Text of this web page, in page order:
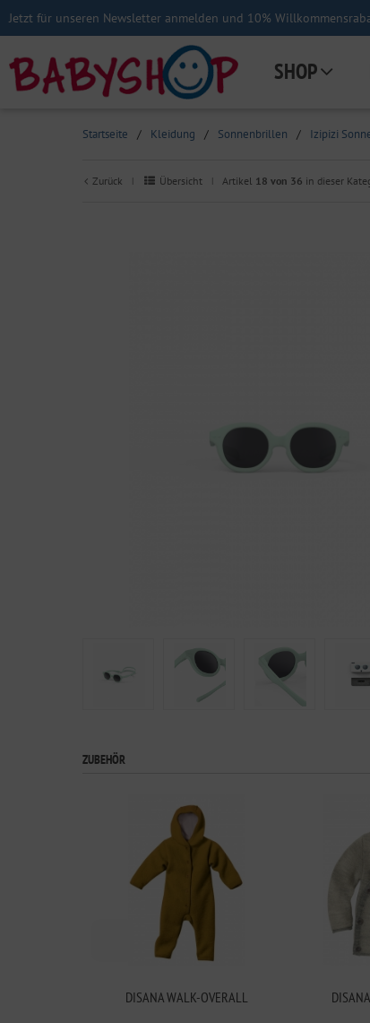
Jetzt für unseren Newsletter anmelden und 10%
SHOP
Startseite / Kleidung / Sonnenbrillen / Izipizi
Zurück | Übersicht | Artikel 18 von 36 in dieser
ZUBEHÖR
DISANA WALK-OVERALL